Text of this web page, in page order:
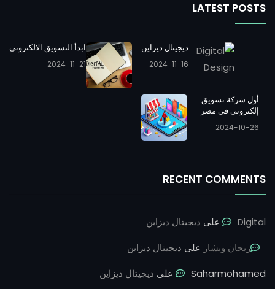
LATEST POSTS
ابدأ التسويق الالكترونى
2024-11-21
ديجيتال ديزاين
2024-11-16
أول شركة تسويق
إلكتروني في مصر
2024-10-26
RECENT COMMENTS
Digital على ديجيتال ديزاين
ريحان وبشار على ديجيتال ديزاين
Saharmohamed
على ديجيتال ديزاين